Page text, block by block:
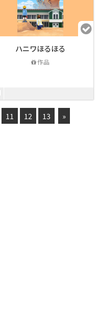
ハニワほるほる
作品
11 12 13 »